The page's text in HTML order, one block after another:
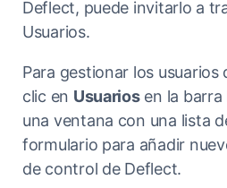
Deflect, puede invitarlo a
Usuarios.
Para gestionar los usuarios
clic en Usuariosen la barra
una ventana con una lista
formulario para añadir
de control de Deflect.